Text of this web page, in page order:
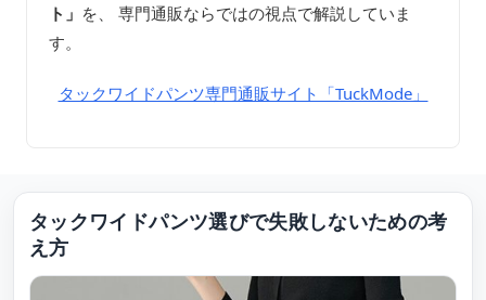
ト」 を、 専門通販ならではの視点で解説していま
す。
タックワイドパンツ専門通販サイト「TuckMode」
タックワイドパンツ選びで失敗しないための考
え方